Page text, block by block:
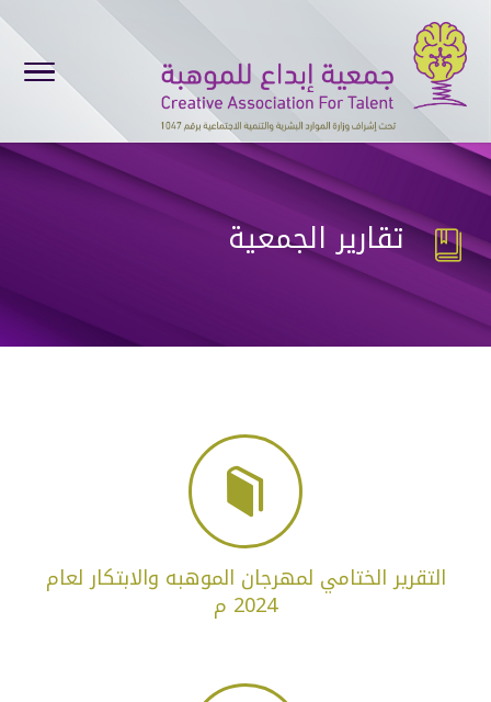
 تقارير الجمعية

التقرير الختامي لمهرجان الموهبه والابتكار لعام
2024 م